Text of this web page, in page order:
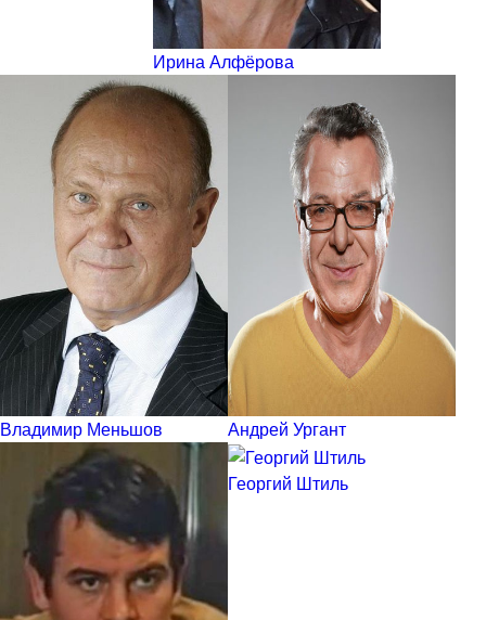
Ирина Алфёрова
Владимир Меньшов Андрей Ургант
Георгий Штиль